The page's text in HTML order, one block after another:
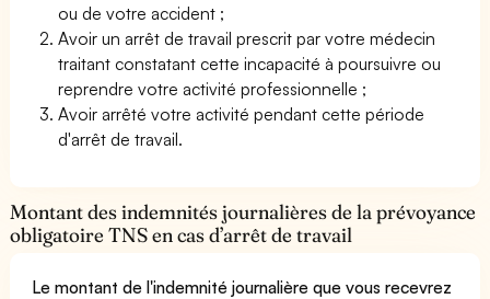
ou de votre accident ;
Avoir un arrêt de travail prescrit par votre médecin
traitant constatant cette incapacité à poursuivre ou
reprendre votre activité professionnelle ;
Avoir arrêté votre activité pendant cette période
d'arrêt de travail.
Montant des indemnités journalières de la prévoyance
obligatoire TNS en cas d’arrêt de travail
Le montant de l'indemnité journalière que vous recevrez